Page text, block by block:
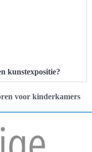
kunstexpositie?
voor kinderkamers